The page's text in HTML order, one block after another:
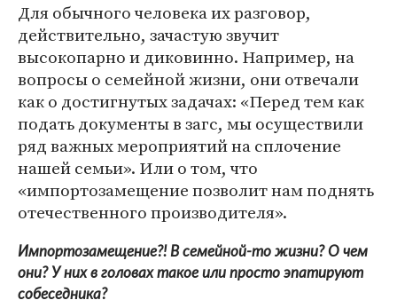
Для обычного человека их разговор,
действительно, зачастую звучит
высокопарно и диковинно. Например, на
вопросы о семейной жизни, они отвечали
как о достигнутых задачах: «Перед тем как
подать документы в загс, мы осуществили
ряд важных мероприятий на сплочение
нашей семьи». Или о том, что
«импортозамещение позволит нам поднять
отечественного производителя».
Импортозамещение?! В семейной-то жизни? О чем
они? У них в головах такое или просто эпатируют
собеседника?